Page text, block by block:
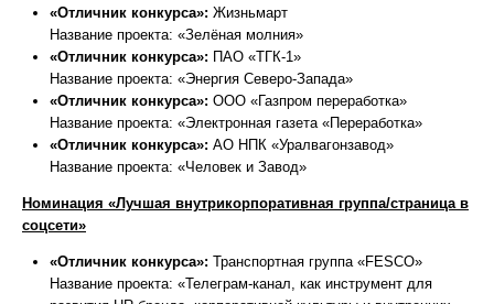
«Отличник конкурса»: Жизньмарт
Название проекта: «Зелёная молния»
«Отличник конкурса»: ПАО «ТГК-1»
Название проекта: «Энергия Северо-Запада»
«Отличник конкурса»: ООО «Газпром переработка»
Название проекта: «Электронная газета «Переработка»
«Отличник конкурса»: АО НПК «Уралвагонзавод»
Название проекта: «Человек и Завод»
Номинация «Лучшая внутрикорпоративная группа/страница в
соцсети»
«Отличник конкурса»: Транспортная группа «FESCO»
Название проекта: «Телеграм-канал, как инструмент для